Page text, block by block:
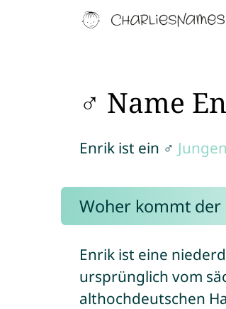
♂ Name
Enrik ist ein ♂
Woher kommt der
Enrik ist eine
ursprünglich vom
althochdeutschen